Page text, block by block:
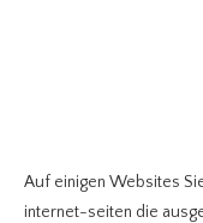
Auf einigen Websites
internet-seiten die